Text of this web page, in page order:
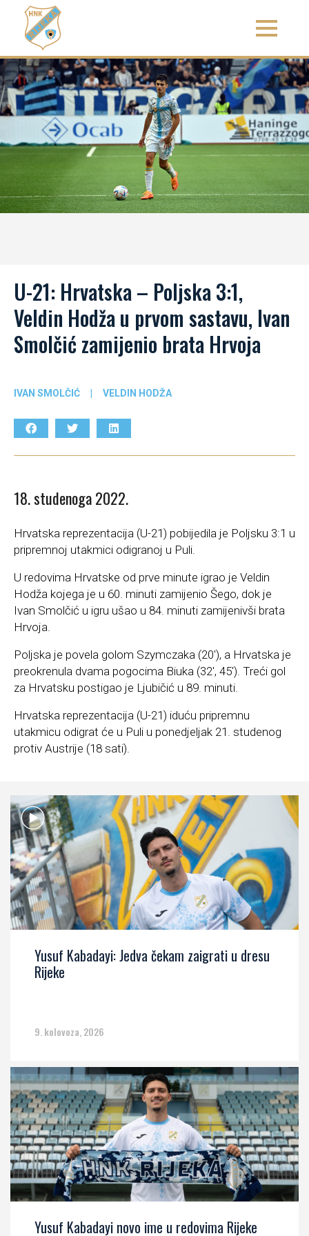
U-21: Hrvatska – Poljska 3:1,
Veldin Hodža u prvom sastavu, Ivan
Smolčić zamijenio brata Hrvoja
IVAN SMOLČIĆ | VELDIN HODŽA
18. studenoga 2022.
Hrvatska reprezentacija (U-21) pobijedila je Poljsku 3:1 u
pripremnoj utakmici odigranoj u Puli.
U redovima Hrvatske od prve minute igrao je Veldin
Hodža kojega je u 60. minuti zamijenio Šego, dok je
Ivan Smolčić u igru ušao u 84. minuti zamijenivši brata
Hrvoja.
Poljska je povela golom Szymczaka (20′), a Hrvatska je
preokrenula dvama pogocima Biuka (32′, 45′). Treći gol
za Hrvatsku postigao je Ljubičić u 89. minuti.
Hrvatska reprezentacija (U-21) iduću pripremnu
utakmicu odigrat će u Puli u ponedjeljak 21. studenog
protiv Austrije (18 sati).
Yusuf Kabadayi: Jedva čekam zaigrati u dresu
Rijeke
9. kolovoza, 2026
Yusuf Kabadayi novo ime u redovima Rijeke